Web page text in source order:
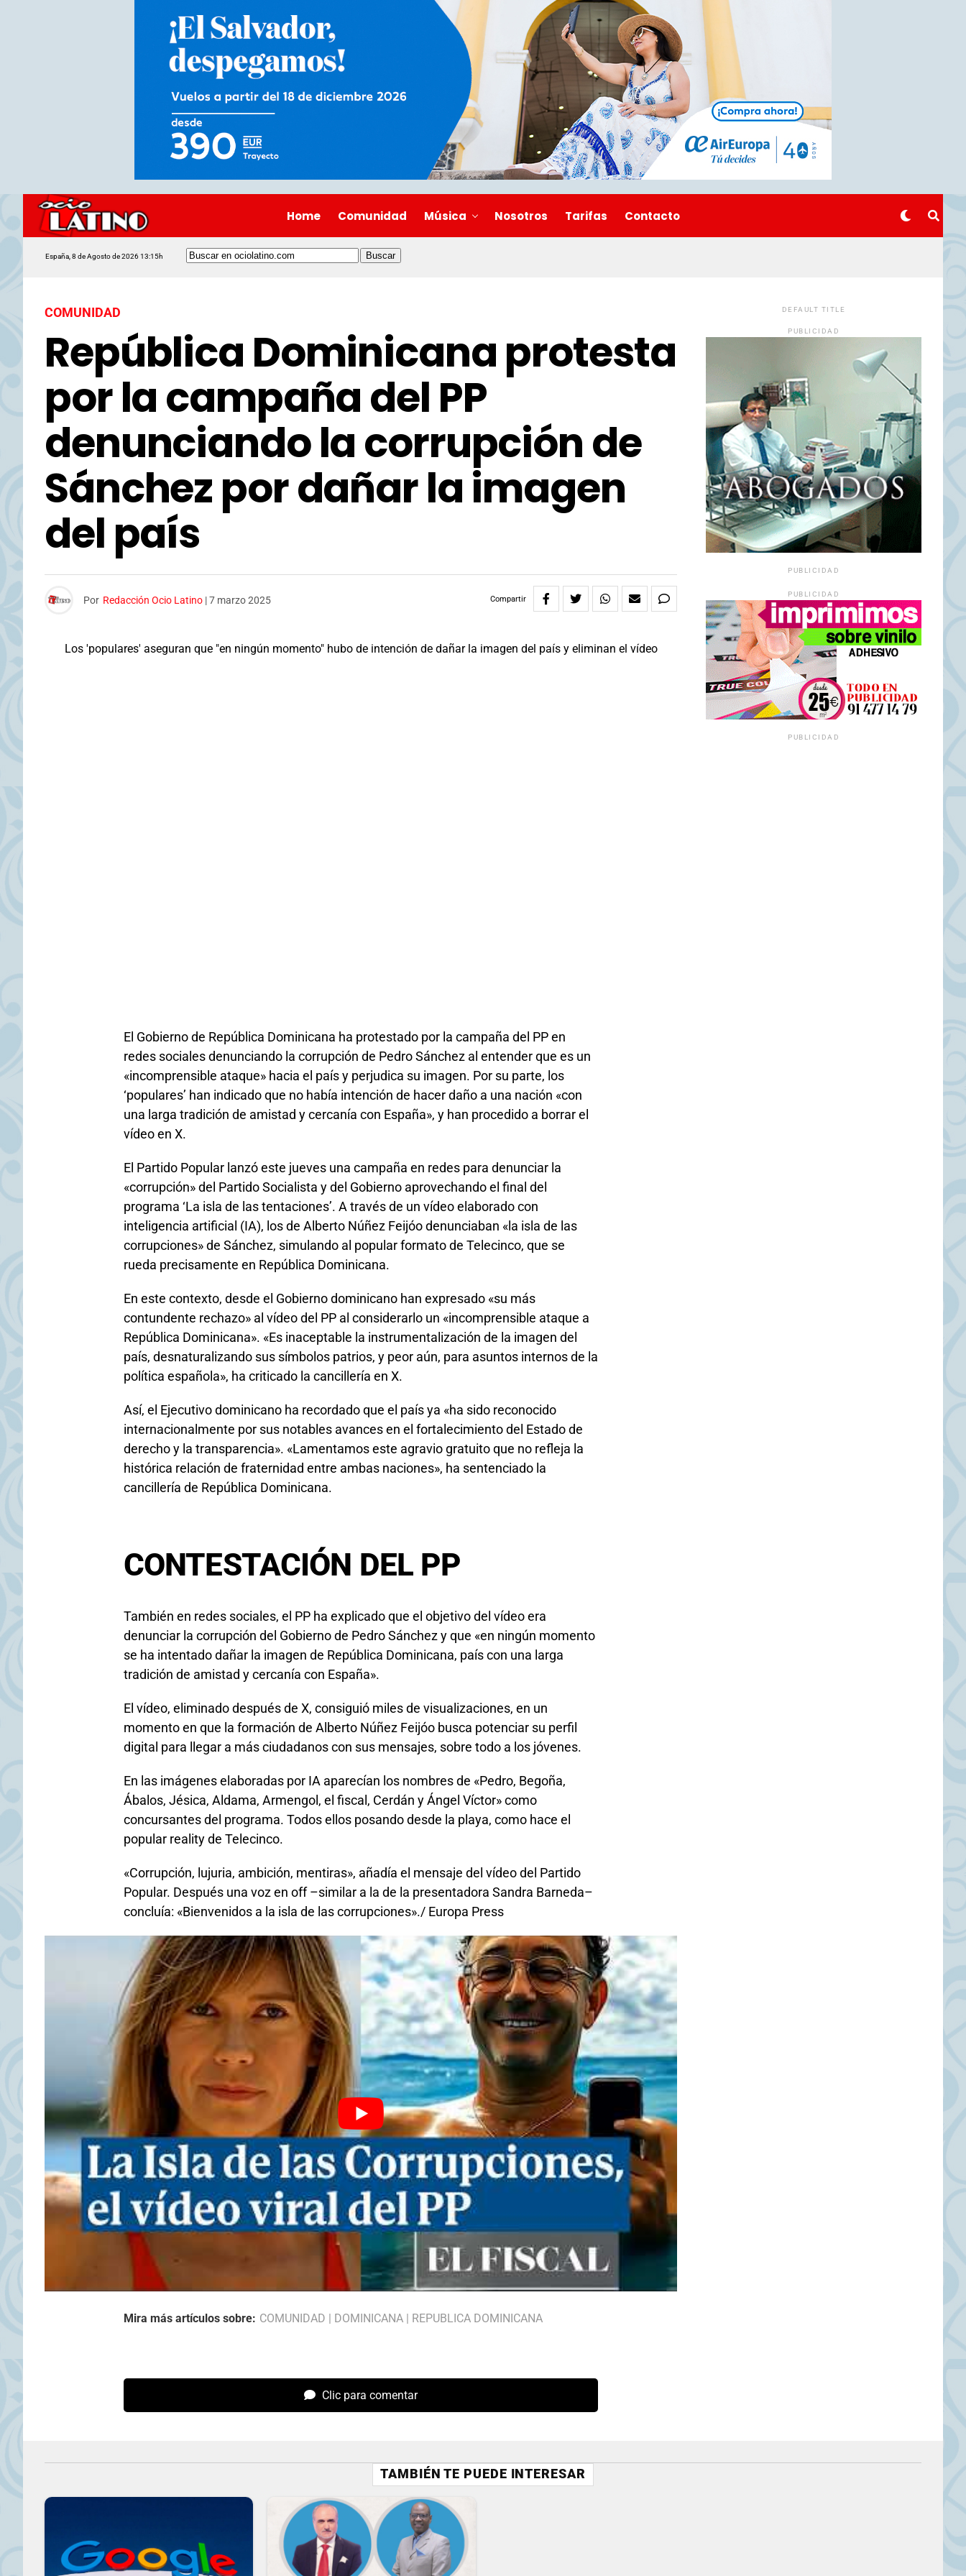
Home Comunidad Música Nosotros Tarifas Contacto
España, 8 de Agosto de 2026 13:15h
COMUNIDAD
República Dominicana protesta
por la campaña del PP
denunciando la corrupción de
Sánchez por dañar la imagen
del país
Por Redacción Ocio Latino |7 marzo 2025 Compartir
Los 'populares' aseguran que "en ningún momento" hubo de intención de dañar la imagen del país y eliminan el vídeo
El Gobierno de República Dominicana ha protestado por la campaña del PP en
redes sociales denunciando la corrupción de Pedro Sánchez al entender que es un
«incomprensible ataque» hacia el país y perjudica su imagen. Por su parte, los
‘populares’ han indicado que no había intención de hacer daño a una nación «con
una larga tradición de amistad y cercanía con España», y han procedido a borrar el
vídeo en X.
El Partido Popular lanzó este jueves una campaña en redes para denunciar la
«corrupción» del Partido Socialista y del Gobierno aprovechando el final del
programa ‘La isla de las tentaciones’. A través de un vídeo elaborado con
inteligencia artificial (IA), los de Alberto Núñez Feijóo denunciaban «la isla de las
corrupciones» de Sánchez, simulando al popular formato de Telecinco, que se
rueda precisamente en República Dominicana.
En este contexto, desde el Gobierno dominicano han expresado «su más
contundente rechazo» al vídeo del PP al considerarlo un «incomprensible ataque a
República Dominicana». «Es inaceptable la instrumentalización de la imagen del
país, desnaturalizando sus símbolos patrios, y peor aún, para asuntos internos de la
política española», ha criticado la cancillería en X.
Así, el Ejecutivo dominicano ha recordado que el país ya «ha sido reconocido
internacionalmente por sus notables avances en el fortalecimiento del Estado de
derecho y la transparencia». «Lamentamos este agravio gratuito que no refleja la
histórica relación de fraternidad entre ambas naciones», ha sentenciado la
cancillería de República Dominicana.
CONTESTACIÓN DEL PP
También en redes sociales, el PP ha explicado que el objetivo del vídeo era
denunciar la corrupción del Gobierno de Pedro Sánchez y que «en ningún momento
se ha intentado dañar la imagen de República Dominicana, país con una larga
tradición de amistad y cercanía con España».
El vídeo, eliminado después de X, consiguió miles de visualizaciones, en un
momento en que la formación de Alberto Núñez Feijóo busca potenciar su perfil
digital para llegar a más ciudadanos con sus mensajes, sobre todo a los jóvenes.
En las imágenes elaboradas por IA aparecían los nombres de «Pedro, Begoña,
Ábalos, Jésica, Aldama, Armengol, el fiscal, Cerdán y Ángel Víctor» como
concursantes del programa. Todos ellos posando desde la playa, como hace el
popular reality de Telecinco.
«Corrupción, lujuria, ambición, mentiras», añadía el mensaje del vídeo del Partido
Popular. Después una voz en off –similar a la de la presentadora Sandra Barneda–
concluía: «Bienvenidos a la isla de las corrupciones»./ Europa Press
Mira más artículos sobre: COMUNIDAD | DOMINICANA | REPUBLICA DOMINICANA
Clic para comentar
DEFAULT TITLE
PUBLICIDAD
PUBLICIDAD
PUBLICIDAD
PUBLICIDAD
TAMBIÉN TE PUEDE INTERESAR